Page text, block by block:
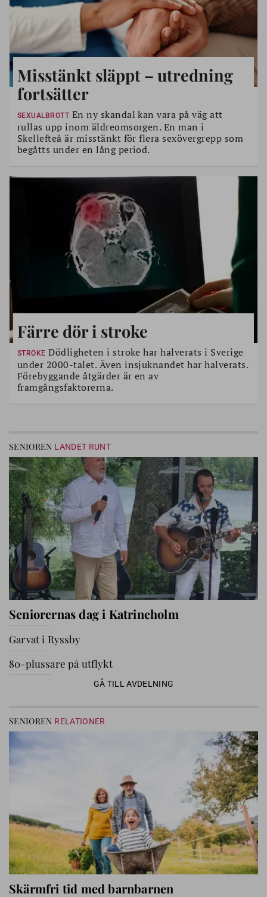
Misstänkt släppt – utredning
fortsätter
SEXUALBROTT En ny skandal kan vara på väg att
rullas upp inom äldreomsorgen. En man i
Skellefteå är misstänkt för flera sexövergrepp som
begåtts under en lång period.
Färre dör i stroke
STROKE Dödligheten i stroke har halverats i Sverige
under 2000-talet. Även insjuknandet har halverats.
Förebyggande åtgärder är en av
framgångsfaktorerna.
SENIOREN LANDET RUNT
Seniorernas dag i Katrineholm
Garvat i Ryssby
80-plussare på utflykt
GÅ TILL AVDELNING
SENIOREN RELATIONER
Skärmfri tid med barnbarnen